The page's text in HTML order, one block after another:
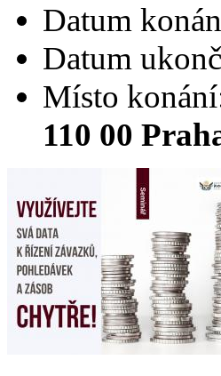
Datum
Datum
Místo
110 00